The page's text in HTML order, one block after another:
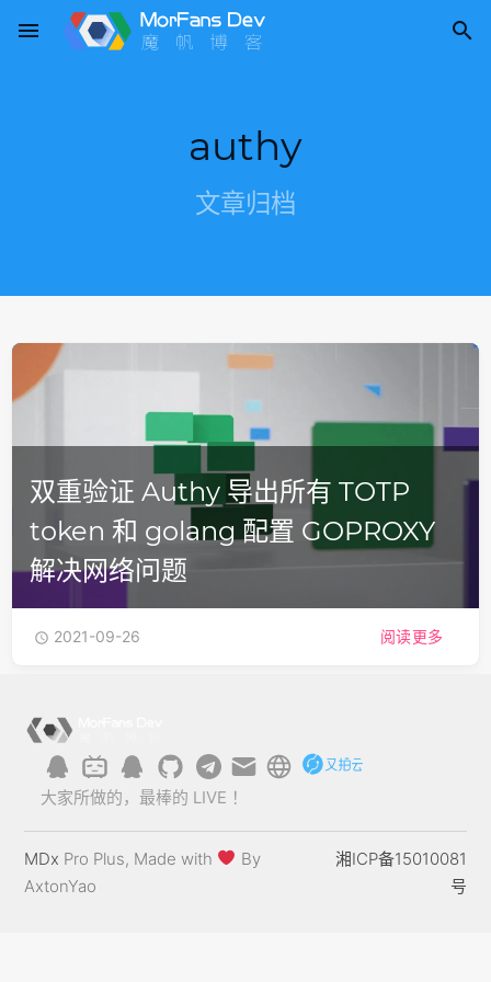
menu 
authy
文章归档
双重验证 Authy 导出所有 TOTP
token 和 golang 配置 GOPROXY
解决网络问题
 2021-09-26 阅读更多
大家所做的，最棒的 LIVE ！
MDx Pro Plus, Made with
By
AxtonYao
湘ICP备15010081
号